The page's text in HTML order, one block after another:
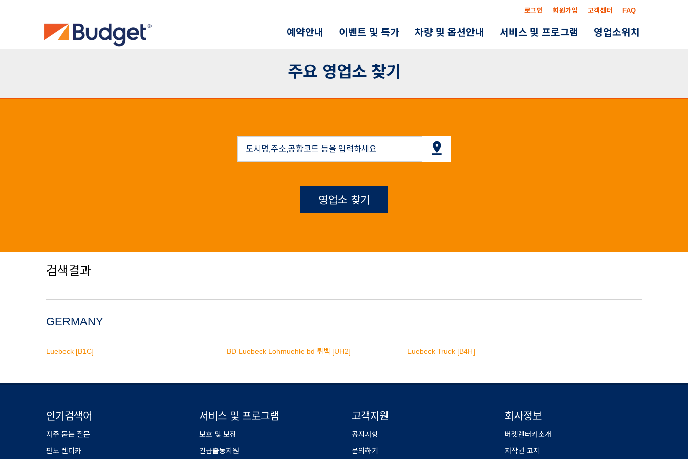
로그인 회원가입 고객센터 FAQ
예약안내 이벤트 및 특가 차량 및 옵션안내 서비스 및 프로그램 영업소위치
주요 영업소 찾기
영업소 찾기
검색결과
GERMANY
Luebeck [B1C] BD Luebeck Lohmuehle bd 뤼벡 [UH2] Luebeck Truck [B4H]
인기검색어
자주 묻는 질문
편도 렌터카
서비스 및 프로그램
보호 및 보장
긴급출동지원
고객지원
공지사항
문의하기
회사정보
버젯렌터카소개
저작권 고지